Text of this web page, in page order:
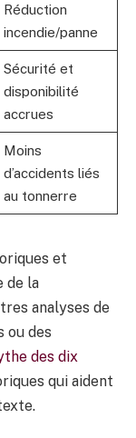
Réduction
incendie/panne
Sécurité et
disponibilité
accrues
Moins
d’accidents liés
au tonnerre
et
de la
analyses de
ou des
des dix
qui aident